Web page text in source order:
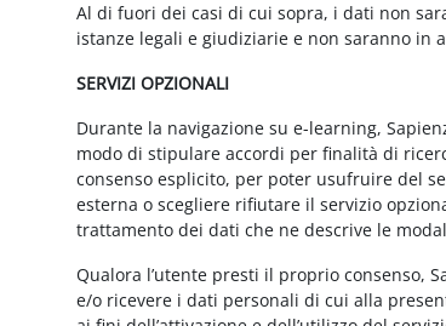
Al di fuori dei casi di cui sopra, i dati non
istanze legali e giudiziarie e non saranno in
SERVIZI OPZIONALI
Durante la navigazione su e-learning,
modo di stipulare accordi per finalità di
consenso esplicito, per poter usufruire del
esterna o scegliere rifiutare il servizio
trattamento dei dati che ne descrive le
Qualora l’utente presti il proprio consenso,
e/o ricevere i dati personali di cui alla